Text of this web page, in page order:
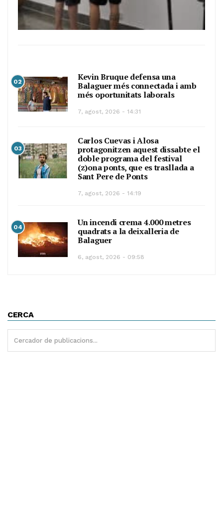
02
Kevin Bruque defensa una
Balaguer més connectada i amb
més oportunitats laborals
7, agost, 2026 - 14:31
03
Carlos Cuevas i Alosa
protagonitzen aquest dissabte el
doble programa del festival
(z)ona ponts, que es trasllada a
Sant Pere de Ponts
7, agost, 2026 - 14:19
04
Un incendi crema 4.000 metres
quadrats a la deixalleria de
Balaguer
6, agost, 2026 - 09:58
CERCA